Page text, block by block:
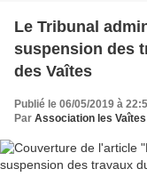
Le Tribunal
suspension des
des Vaîtes
Publié le 06/05/2019 à
Par Association les Vaîtes